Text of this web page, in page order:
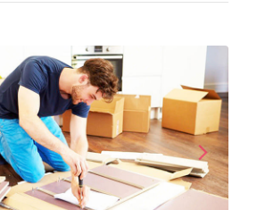
arrow_forward_iosNext